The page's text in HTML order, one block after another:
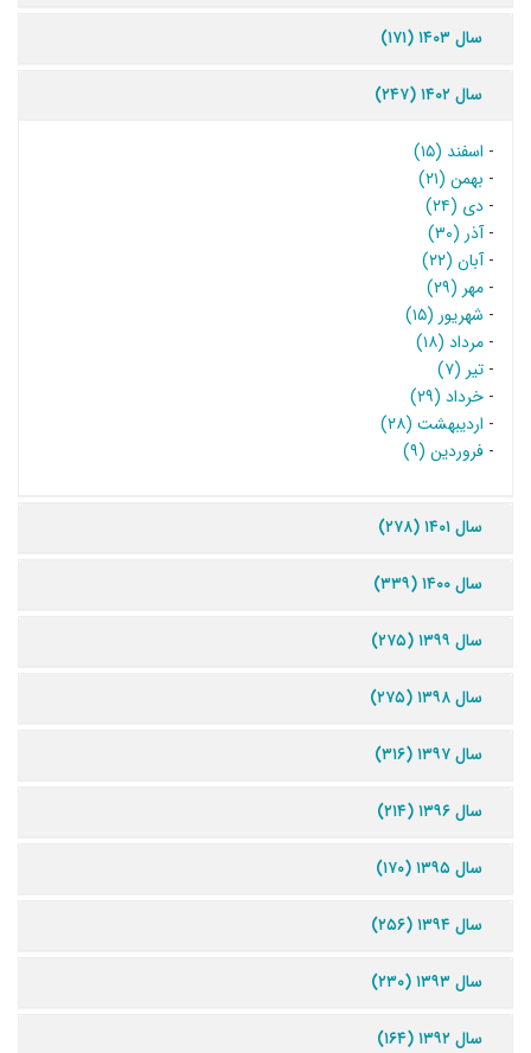
سال ۱۴۰۳ (۱۷۱)
سال ۱۴۰۲ (۲۴۷)
- اسفند (۱۵)
- بهمن (۲۱)
- دی (۲۴)
-آذر (۳۰)
-آبان (۲۲)
- مهر (۲۹)
- شهریور (۱۵)
- مرداد (۱۸)
- تیر (۷)
- خرداد (۲۹)
- اردیبهشت (۲۸)
- فروردین (۹)
سال ۱۴۰۱ (۲۷۸)
سال ۱۴۰۰ (۳۳۹)
سال ۱۳۹۹ (۲۷۵)
سال ۱۳۹۸ (۲۷۵)
سال ۱۳۹۷ (۳۱۶)
سال ۱۳۹۶ (۲۱۴)
سال ۱۳۹۵ (۱۷۰)
سال ۱۳۹۴ (۲۵۶)
سال ۱۳۹۳ (۲۳۰)
سال ۱۳۹۲ (۱۶۴)